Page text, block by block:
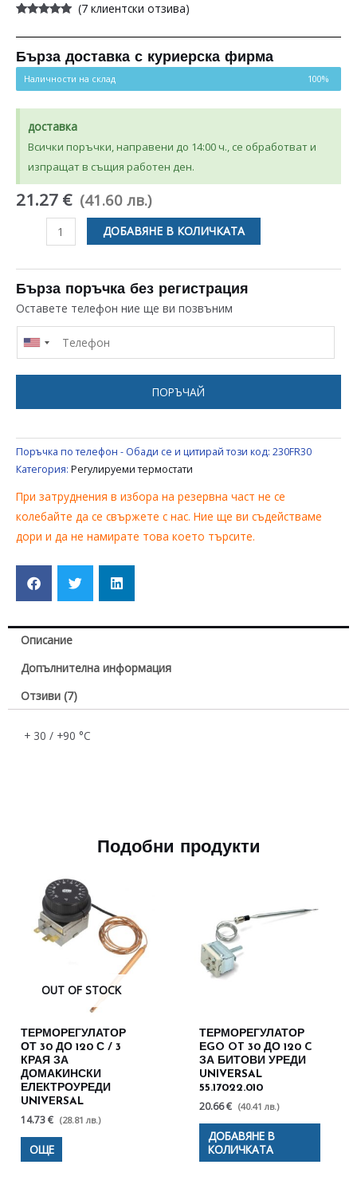
5.00от 5,
потребителски
оценки
(7клиентски отзива)
Бърза доставка с куриерска фирма
Наличности на склад 100%
доставка
Всички поръчки, направени до 14:00 ч., се обработват и
изпращат в същия работен ден.
21.27 € (41.60 лв.)
количество
ТЕРМОРЕГУЛАТОР
PRODIGY
ЗА
БИТОВИ
УРЕДИ
ДОБАВЯНЕ В КОЛИЧКАТА
Бърза поръчка без регистрация
Оставете телефон ние ще ви позвъним
ПОРЪЧАЙ
Поръчка по телефон - Обади се и цитирай този код: 230FR30
Категория: Регулируеми термостати
При затруднения в избора на резервна част не се
колебайте да се свържете с нас. Ние ще ви съдействаме
дори и да не намирате това което търсите.
Описание
Допълнителна информация
Отзиви (7)
+ 30 / +90 °C
Подобни продукти
OUT OF STOCK
ТЕРМОРЕГУЛАТОР
ОТ 30 ДО 120 С / 3
КРАЯ ЗА
ДОМАKИНСКИ
ЕЛЕКТРОУРЕДИ
UNIVERSAL
14.73 € (28.81 лв.)
ОЩЕ
ТЕРМОРЕГУЛАТОР
ЕGO OT 30 ДО 120 C
ЗА БИТОВИ УРЕДИ
UNIVERSAL
55.17022.010
20.66 € (40.41 лв.)
ДОБАВЯНЕ В
КОЛИЧКАТА